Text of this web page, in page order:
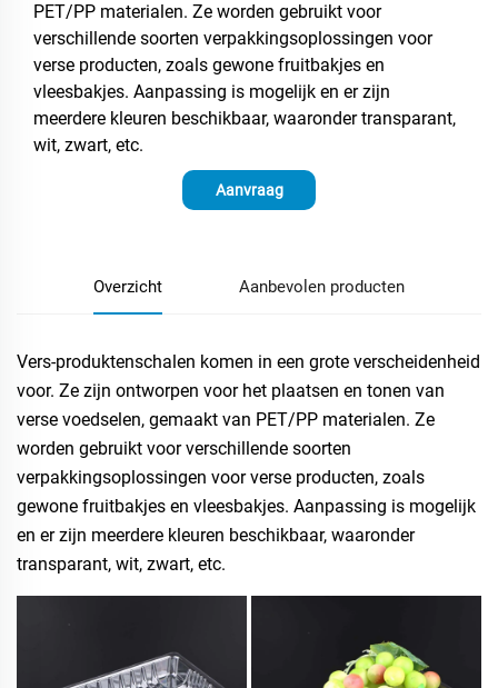
PET/PP materialen. Ze worden gebruikt voor
verschillende soorten verpakkingsoplossingen voor
verse producten, zoals gewone fruitbakjes en
vleesbakjes. Aanpassing is mogelijk en er zijn
meerdere kleuren beschikbaar, waaronder transparant,
wit, zwart, etc.
Aanvraag
Overzicht Aanbevolen producten
Vers-produktenschalen komen in een grote verscheidenheid
voor. Ze zijn ontworpen voor het plaatsen en tonen van
verse voedselen, gemaakt van PET/PP materialen. Ze
worden gebruikt voor verschillende soorten
verpakkingsoplossingen voor verse producten, zoals
gewone fruitbakjes en vleesbakjes. Aanpassing is mogelijk
en er zijn meerdere kleuren beschikbaar, waaronder
transparant, wit, zwart, etc.